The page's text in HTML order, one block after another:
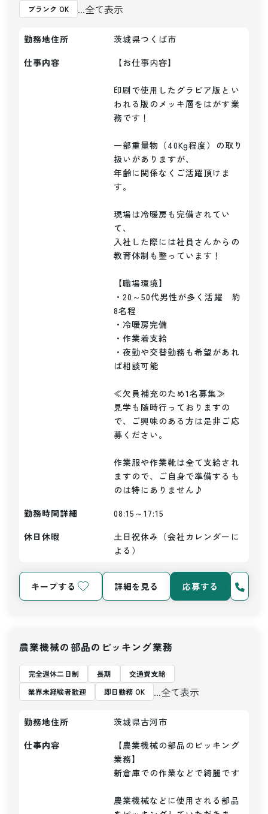
ブランク OK ...全て表示
勤務地住所
茨城県つくば市
仕事内容
【お仕事内容】
印刷で使用したグラビア版とい
われる版のメッキ層をはがす業
務です！
一部重量物（40Kg程度）の取り
扱いがありますが、
年齢に関係なくご活躍頂けま
す。
現場は冷暖房も完備されてい
て、
入社した際には社員さんからの
教育体制も整っています！
【職場環境】
・20～50代男性が多く活躍　約
8名程
・冷暖房完備
・作業着支給
・夜勤や交替勤務も希望があれ
ば相談可能
≪欠員補充のため1名募集≫
見学も随時行っておりますの
で、ご興味のある方は是非ご応
募ください。
作業服や作業靴は全て支給され
ますので、ご自身で準備するも
のは特にありません♪
勤務時間詳細
08:15～17:15
休日休暇
土日祝休み（会社カレンダーに
よる）
キープする 詳細を見る 応募する
農業機械の部品のピッキング業務
完全週休二日制 長期
交通費支給
業界未経験者歓迎
即日勤務 OK ...全て表示
勤務地住所
茨城県古河市
仕事内容
【農業機械の部品のピッキング
業務】
新倉庫での作業などで綺麗です
農業機械などに使用される部品